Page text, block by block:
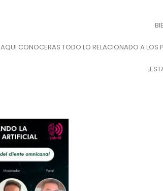
AQUI CONOCERAS TODO LO RELACIONADO A LOS